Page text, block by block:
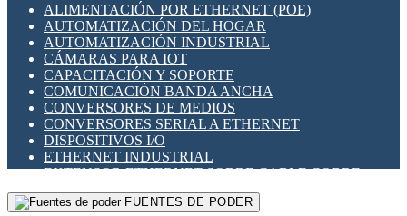
SENSORES INDUCTIVOS
TEMPORIZADORES
VARIACS
VARIADORES DE FRECUENCIA [VDF]
SECCIONADORES - INTERRUPTORES
MAQUINARIA
HERRAMIENTAS VARIAS
ILUMINACIÓN LED
INTERRUPTORES REED
INTERFACES DE RELÉ
OTROS RELÉS
PROTECCIÓN TÉRMICA
RELÉS AUTOMOTRICES
RELÉS DE SEÑAL
RELÉS DE ESTADO SÓLIDO SSR
RELÉS INDUSTRIALES
RELÉS MINIATURA DE POTENCIA
SENSORES MAGNÉTICOS
ALIMENTACIÓN POR ETHERNET (POE)
AUTOMATIZACIÓN DEL HOGAR
AUTOMATIZACIÓN INDUSTRIAL
CÁMARAS PARA IOT
CAPACITACIÓN Y SOPORTE
COMUNICACIÓN BANDA ANCHA
CONVERSORES DE MEDIOS
CONVERSORES SERIAL A ETHERNET
DISPOSITIVOS I/O
ETHERNET INDUSTRIAL
EXTENSOR ETHERNET SOBRE CABLE COBRE
GATEWAY LORAWAN
GESTIÓN DE REDESFUENTES DE PODER